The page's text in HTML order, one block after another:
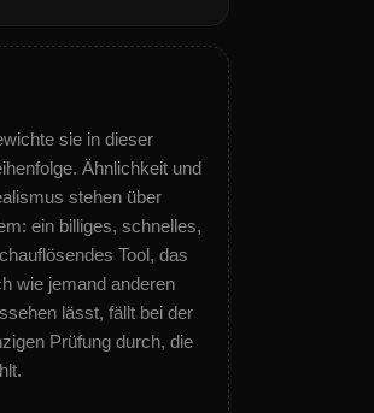
sie in dieser
Ähnlichkeit und
stehen über
ein billiges, schnelles,
Tool, das
wie jemand anderen
lässt, fällt bei der
Prüfung durch, die